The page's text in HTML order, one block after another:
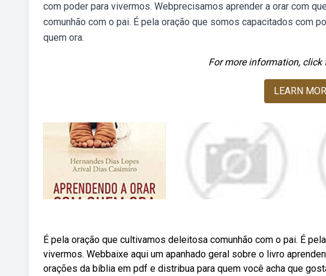
com poder para vivermos. Webprecisamos aprender a orar com
comunhão com o pai. É pela oração que somos capacitados com
quem ora.
For more information, click
LEARN
É pela oração que cultivamos deleitosa comunhão com o pai. É
vivermos. Webbaixe aqui um apanhado geral sobre o livro
orações da bíblia em pdf e distribua para quem você acha que